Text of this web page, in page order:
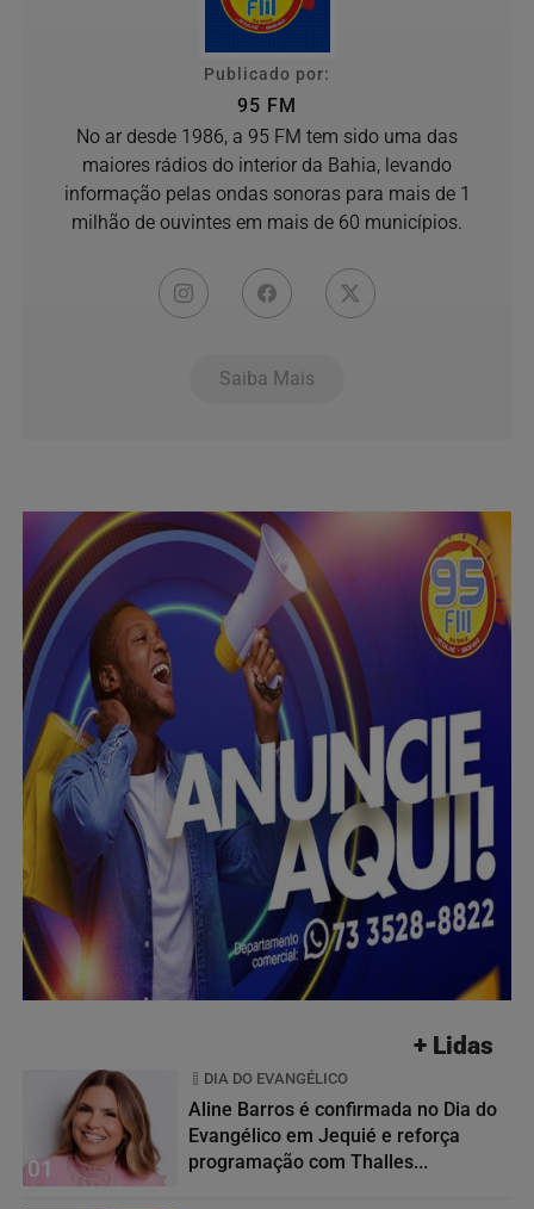
Publicado por:
95 FM
No ar desde 1986, a 95 FM tem sido uma das
maiores rádios do interior da Bahia, levando
informação pelas ondas sonoras para mais de 1
milhão de ouvintes em mais de 60 municípios.
Saiba Mais
+ Lidas
01
DIA DO EVANGÉLICO
Aline Barros é confirmada no Dia do
Evangélico em Jequié e reforça
programação com Thalles...